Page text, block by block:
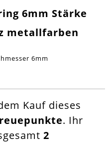
6mm Stärke
metallfarben
6mm
Kauf dieses
. Ihr
2